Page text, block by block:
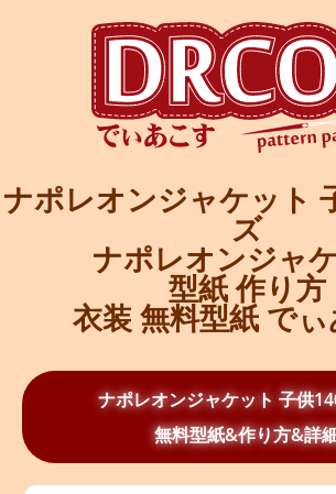
ナポレオンジャケット
ズ
ナポレオンジャ
型紙 作り方
衣装 無料型紙 で
ナポレオンジャケット 子供
無料型紙&作り方&詳